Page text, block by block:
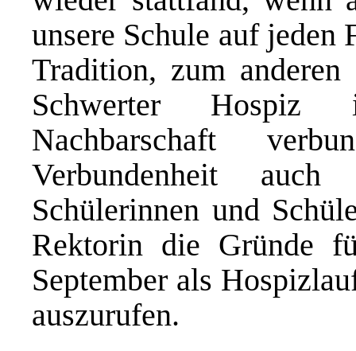
unsere Schule auf jeden
Tradition, zum
Schwerter Hospiz
Nachbarschaft
Verbundenheit
Schülerinnen und
Rektorin die Gründe
September als
auszurufen.